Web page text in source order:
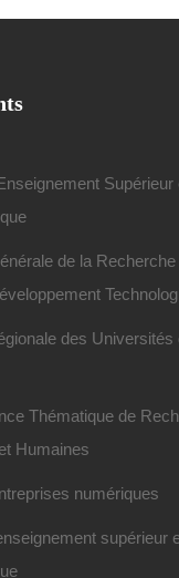
Supérieur
de la Recherche
des Universités
Thématique de
Humaines
numériques
supérieur